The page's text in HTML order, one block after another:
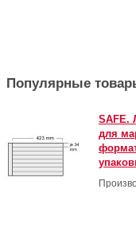
Популярные
SAFE.
для